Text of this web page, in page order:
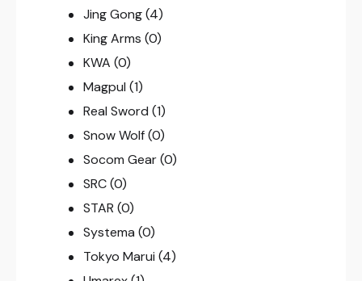
Jing Gong (4)
King Arms (0)
KWA (0)
Magpul (1)
Real Sword (1)
Snow Wolf (0)
Socom Gear (0)
SRC (0)
STAR (0)
Systema (0)
Tokyo Marui (4)